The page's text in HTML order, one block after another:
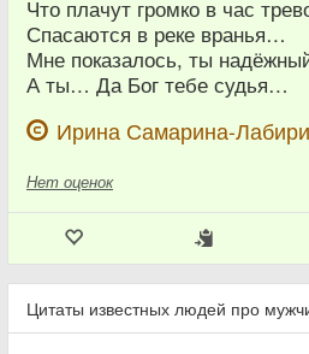
Что плачут громко в час
Спасаются в реке вранья…
Мне показалось, ты
А ты… Да Бог тебе судья…
Ирина Самарина-
Нет оценок
Цитаты известных людей про